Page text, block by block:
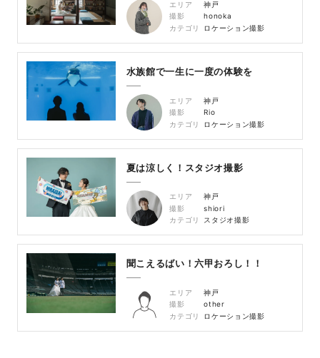
エリア
神戸
撮影
honoka
カテゴリ
ロケーション撮影
水族館で一生に一度の体験を
エリア
神戸
撮影
Rio
カテゴリ
ロケーション撮影
夏は涼しく！スタジオ撮影
エリア
神戸
撮影
shiori
カテゴリ
スタジオ撮影
聞こえるばい！六甲おろし！！
エリア
神戸
撮影
other
カテゴリ
ロケーション撮影